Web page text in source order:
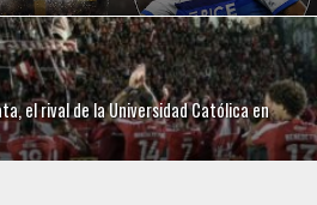
el rival de la Universidad Católica en